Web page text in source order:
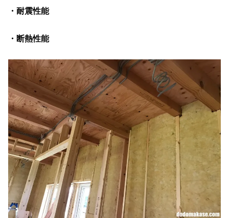
・耐震性能
・断熱性能